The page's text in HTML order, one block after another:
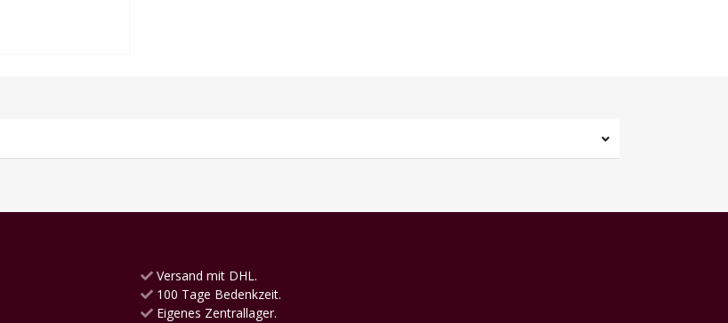
Versand mit DHL.
100 Tage Bedenkzeit.
Eigenes Zentrallager.